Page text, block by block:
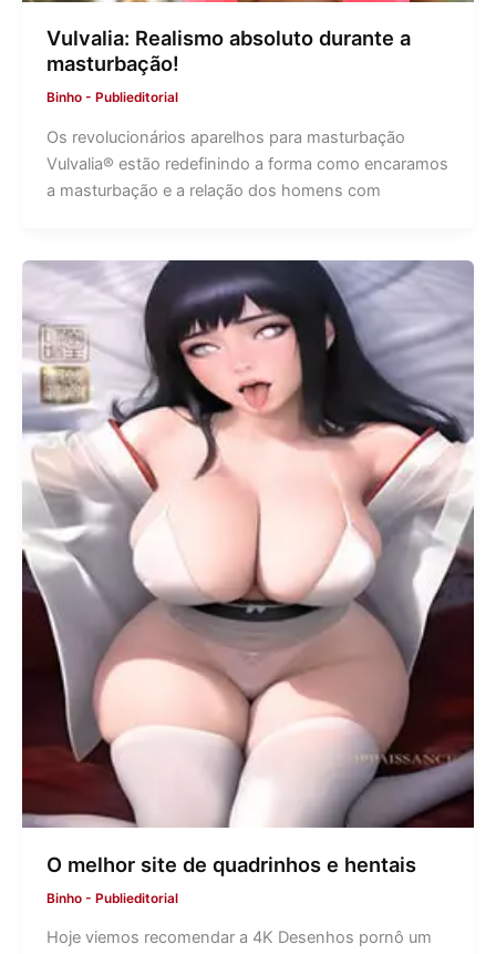
Vulvalia: Realismo absoluto durante a
masturbação!
Binho - Publieditorial
Os revolucionários aparelhos para masturbação
Vulvalia® estão redefinindo a forma como encaramos
a masturbação e a relação dos homens com
O melhor site de quadrinhos e hentais
Binho - Publieditorial
Hoje viemos recomendar a 4K Desenhos pornô um